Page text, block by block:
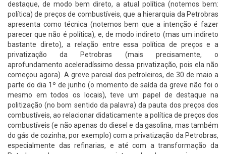
destaque, de modo bem direto, a atual política (notemos bem:
política) de preços de combustíveis, que a hierarquia da Petrobras
apresenta como técnica (notemos bem que a intenção é fazer
parecer que não é política), e, de modo indireto (mas um indireto
bastante direto), a relação entre essa política de preços e a
privatização da Petrobras (mais precisamente, o
aprofundamento aceleradíssimo dessa privatização, pois ela não
começou agora). A greve parcial dos petroleiros, de 30 de maio a
parte do dia 1º de junho (o momento de saída da greve não foi o
mesmo em todos os locais), teve um papel de destaque na
politização (no bom sentido da palavra) da pauta dos preços dos
combustíveis, ao relacionar didaticamente a política de preços dos
combustíveis (e não apenas do diesel e da gasolina, mas também
do gás de cozinha, por exemplo) com a privatização da Petrobras,
especialmente das refinarias, e até com a transformação da